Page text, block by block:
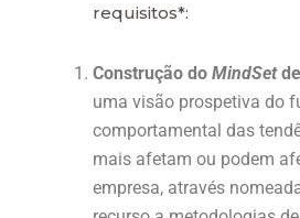
requisitos*:
Construção do MindSet
uma visão prospetiva do
comportamental das
mais afetam ou podem
empresa, através